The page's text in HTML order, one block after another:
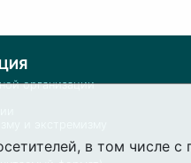
организации
и экстремизму
в том числе